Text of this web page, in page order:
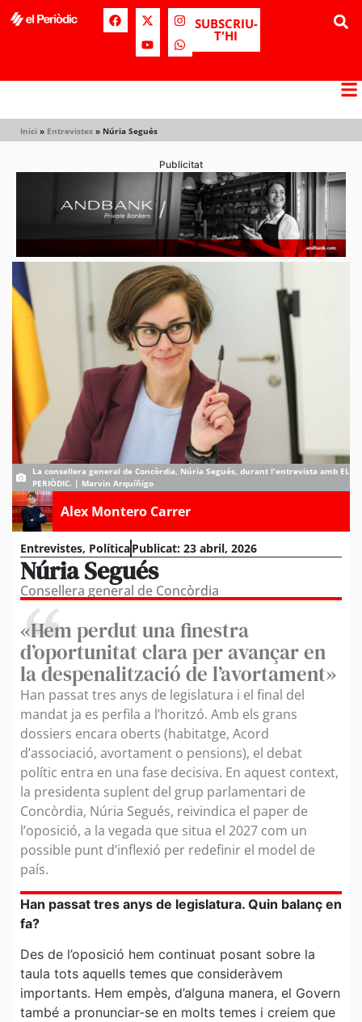
SUBSCRIU-
T'HI
Inici » Entrevistes » Núria Segués
Publicitat
La consellera general de Concòrdia, Núria Segués, durant l'entrevista amb EL
PERIÒDIC. | Marvin Arquíñigo
Alex Montero Carrer
Entrevistes, PolíticaPublicat: 23 abril, 2026
Núria Segués
Consellera general de Concòrdia
«Hem perdut una finestra
d’oportunitat clara per avançar en
la despenalització de l’avortament»
Han passat tres anys de legislatura i el final del
mandat ja es perfila a l’horitzó. Amb els grans
dossiers encara oberts (habitatge, Acord
d’associació, avortament o pensions), el debat
polític entra en una fase decisiva. En aquest context,
la presidenta suplent del grup parlamentari de
Concòrdia, Núria Segués, reivindica el paper de
l’oposició, a la vegada que situa el 2027 com un
possible punt d’inflexió per redefinir el model de
país.
Han passat tres anys de legislatura. Quin balanç en
fa?
Des de l’oposició hem continuat posant sobre la
taula tots aquells temes que consideràvem
importants. Hem empès, d’alguna manera, el Govern
també a pronunciar-se en molts temes i creiem que